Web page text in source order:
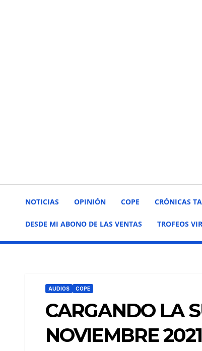
NOTICIAS OPINIÓN COPE CRÓNICAS
DESDE MI ABONO DE LAS VENTAS TROFEOS
AUDIOS COPE
CARGANDO LA
NOVIEMBRE 2021